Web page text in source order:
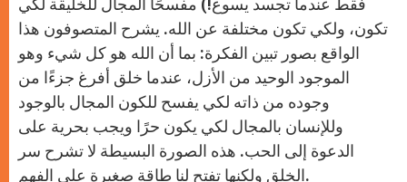
فقط عندما تجسد يسوع!) مفسحًا المجال للخليقة لكي
تكون، ولكي تكون مختلفة عن الله. يشرح المتصوفون هذا
الواقع بصور تبين الفكرة: بما أن الله هو كل شيء وهو
الموجود الوحيد من الأزل، عندما خلق أفرغ جزءًا من
وجوده من ذاته لكي يفسح للكون المجال بالوجود
وللإنسان بالمجال لكي يكون حرًا ويجب بحرية على
الدعوة إلى الحب. هذه الصورة البسيطة لا تشرح سر
الخلق ولكنها تفتح لنا طاقة صغيرة على الفهم.